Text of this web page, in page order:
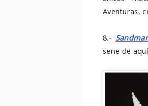
Aventuras,
8.-
serie de